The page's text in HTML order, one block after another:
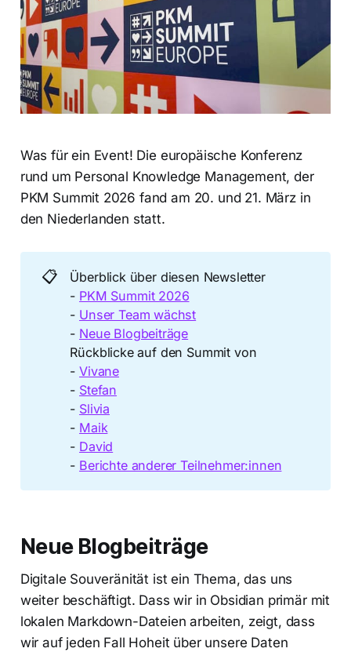
Was für ein Event! Die europäische Konferenz
rund um Personal Knowledge Management, der
PKM Summit 2026 fand am 20. und 21. März in
den Niederlanden statt.
📋
Überblick über diesen Newsletter
- PKM Summit 2026
- Unser Team wächst
- Neue Blogbeiträge
Rückblicke auf den Summit von
-Vivane
- Stefan
- Slivia
- Maik
- David
- Berichte anderer Teilnehmer:innen
Neue Blogbeiträge
Digitale Souveränität ist ein Thema, das uns
weiter beschäftigt. Dass wir in Obsidian primär mit
lokalen Markdown-Dateien arbeiten, zeigt, dass
wir auf jeden Fall Hoheit über unsere Daten